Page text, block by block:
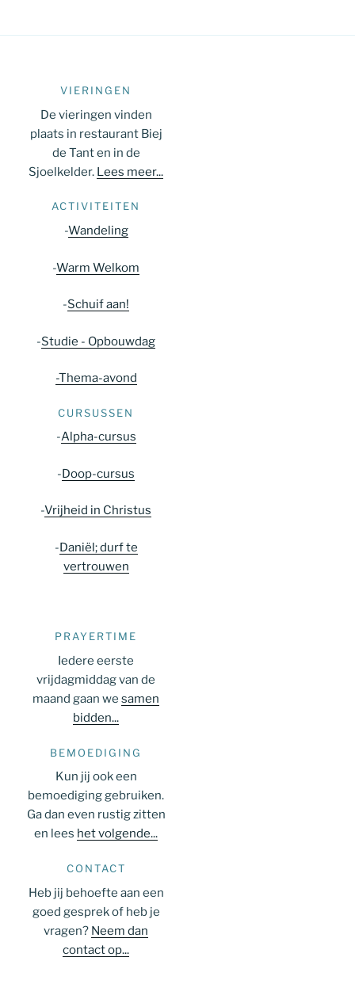
VIERINGEN
De vieringen vinden
plaats in restaurant Biej
de Tant en in de
Sjoelkelder. Lees meer...
ACTIVITEITEN
-Wandeling
-Warm Welkom
-Schuif aan!
-Studie - Opbouwdag
-Thema-avond
CURSUSSEN
-Alpha-cursus
-Doop-cursus
-Vrijheid in Christus
-Daniël; durf te
vertrouwen
PRAYERTIME
Iedere eerste
vrijdagmiddag van de
maand gaan wesamen
bidden...
BEMOEDIGING
Kun jij ook een
bemoediging gebruiken.
Ga dan even rustig zitten
en lees het volgende...
CONTACT
Heb jij behoefte aan een
goed gesprek of heb je
vragen? Neem dan
contact op...